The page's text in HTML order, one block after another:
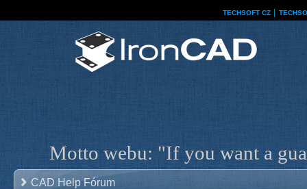
TECHSOFT CZ
Motto webu: "If you want a
CAD Help Fórum